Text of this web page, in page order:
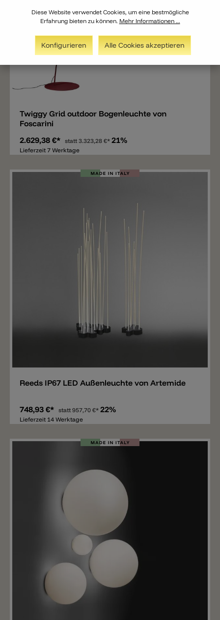
Merken
Twiggy Grid outdoor Bogenleuchte von
Foscarini
2.629,38 €* statt3.323,28 €* 21%
Lieferzeit 7 Werktage
Reeds IP67 LED Außenleuchte von Artemide
748,93 €* statt957,70 €* 22%
Lieferzeit 14 Werktage
Diese Website verwendet Cookies, um eine bestmögliche
Erfahrung bieten zu können. Mehr Informationen ...
Konfigurieren Alle Cookies akzeptieren